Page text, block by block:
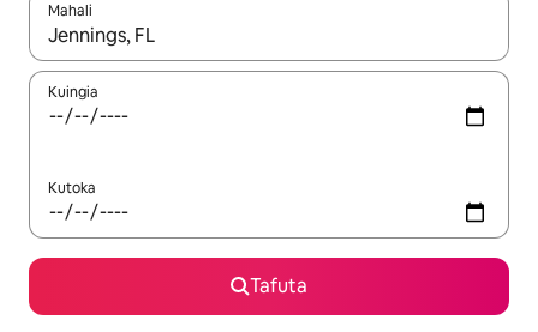
Mahali
Wakati matokeo yanapatikana, vinjari kwa kutumia vitufe vya
Kuingia
Kutoka
Tafuta